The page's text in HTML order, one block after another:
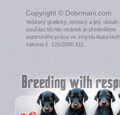
Copyright © Dobrmani.com
Veškerý grafický, textový a jiný obsah
součást těchto stránek je předmětem
autorského práva ve smyslu
zákona č. 121/2000 §11.